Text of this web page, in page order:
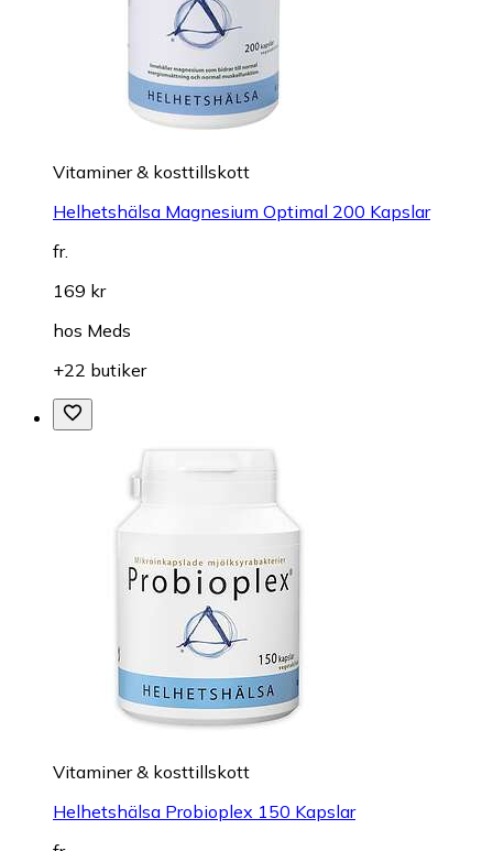
Vitaminer & kosttillskott
Helhetshälsa Magnesium Optimal 200 Kapslar
fr.
169 kr
hos Meds
+22 butiker
Vitaminer & kosttillskott
Helhetshälsa Probioplex 150 Kapslar